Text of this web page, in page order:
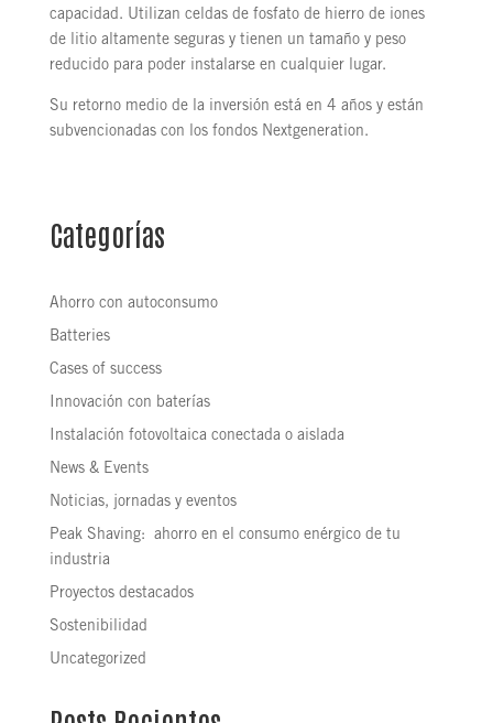
capacidad. Utilizan celdas de fosfato de hierro de iones
de litio altamente seguras y tienen un tamaño y peso
reducido para poder instalarse en cualquier lugar.
Su retorno medio de la inversión está en 4 años y están
subvencionadas con los fondos Nextgeneration.
Categorías
Ahorro con autoconsumo
Batteries
Cases of success
Innovación con baterías
Instalación fotovoltaica conectada o aislada
News & Events
Noticias, jornadas y eventos
Peak Shaving: ahorro en el consumo enérgico de tu
industria
Proyectos destacados
Sostenibilidad
Uncategorized